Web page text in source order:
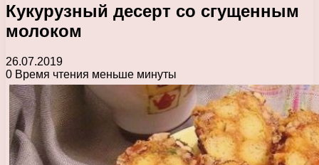
Кукурузный десерт со сгущенным
молоком
26.07.2019
0 Время чтения меньше минуты